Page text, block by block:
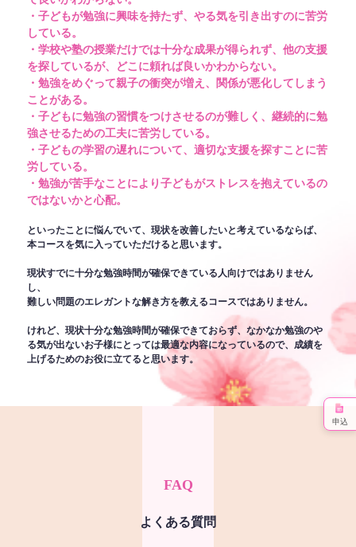
・子どもが勉強に興味を持たず、やる気を引き出すのに苦労
している。
・学校や塾の授業だけでは十分な成果が得られず、他の支援
を探しているが、どこに頼れば良いかわからない。
・勉強をめぐって親子の衝突が増え、関係が悪化してしまう
ことがある。
・子どもに勉強の習慣をつけさせるのが難しく、継続的に勉
強させるための工夫に苦労している。
・子どもの学習の遅れについて、適切な支援を探すことに苦
労している。
・勉強が苦手なことにより子どもがストレスを抱えているの
ではないかと心配。
といったことに悩んでいて、現状を改善したいと考えているならば、
本コースを気に入っていただけると思います。
現状すでに十分な勉強時間が確保できている人向けではありません
し、
難しい問題のエレガントな解き方を教えるコースではありません。
けれど、現状十分な勉強時間が確保できておらず、なかなか勉強のや
る気が出ないお子様にとっては最適な内容になっているので、成績を
上げるためのお役に立てると思います。
FAQ
よくある質問
申込